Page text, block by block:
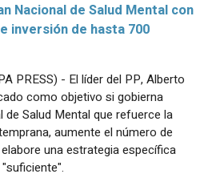
Nacional de Salud Mental con
inversión de hasta 700
PRESS) - El líder del PP, Alberto
como objetivo si gobierna
de Salud Mental que refuerce la
aumente el número de
una estrategia específica